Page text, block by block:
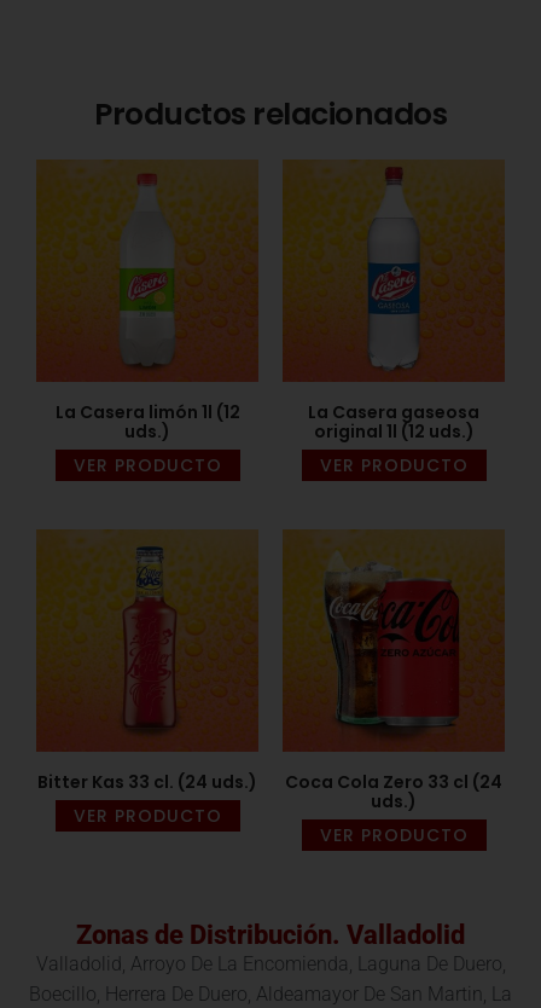
Productos relacionados
La Casera limón 1l (12
uds.)
VER PRODUCTO
La Casera gaseosa
original 1l (12 uds.)
VER PRODUCTO
Bitter Kas 33 cl. (24 uds.)
VER PRODUCTO
Coca Cola Zero 33 cl (24
uds.)
VER PRODUCTO
Zonas de Distribución. Valladolid
Valladolid, Arroyo De La Encomienda, Laguna De Duero,
Boecillo, Herrera De Duero, Aldeamayor De San Martin, La